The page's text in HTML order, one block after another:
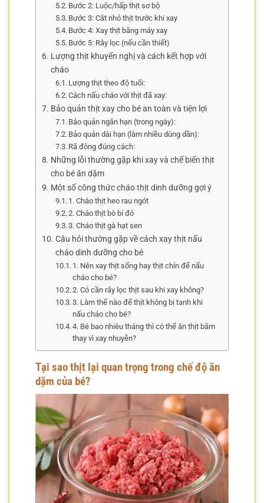
Bước 2: Luộc/hấp thịt sơ bộ
Bước 3: Cắt nhỏ thịt trước khi xay
Bước 4: Xay thịt bằng máy xay
Bước 5: Rây lọc (nếu cần thiết)
Lượng thịt khuyến nghị và cách kết hợp với
cháo
Lượng thịt theo độ tuổi:
Cách nấu cháo với thịt đã xay:
Bảo quản thịt xay cho bé an toàn và tiện lợi
Bảo quản ngắn hạn (trong ngày):
Bảo quản dài hạn (làm nhiều dùng dần):
Rã đông đúng cách:
Những lỗi thường gặp khi xay và chế biến thịt
cho bé ăn dặm
Một số công thức cháo thịt dinh dưỡng gợi ý
1. Cháo thịt heo rau ngót
2. Cháo thịt bò bí đỏ
3. Cháo thịt gà hạt sen
Câu hỏi thường gặp về cách xay thịt nấu
cháo dinh dưỡng cho bé
1. Nên xay thịt sống hay thịt chín để nấu
cháo cho bé?
2. Có cần rây lọc thịt sau khi xay không?
3. Làm thế nào để thịt không bị tanh khi
nấu cháo cho bé?
4. Bé bao nhiêu tháng thì có thể ăn thịt băm
thay vì xay nhuyễn?
Tại sao thịt lại quan trọng trong chế độ ăn
dặm của bé?